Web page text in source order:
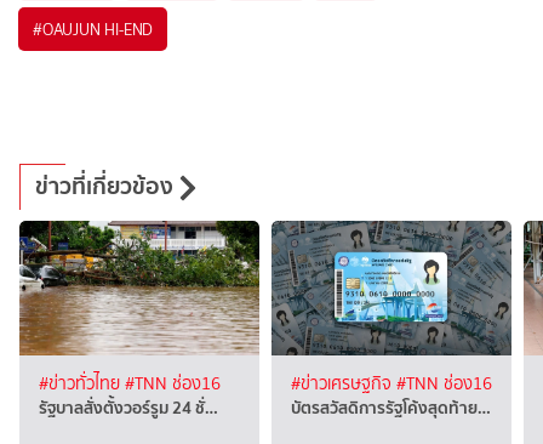
#OAUJUN HI-END
ข่าวที่เกี่ยวข้อง
#ข่าวทั่วไทย#TNN ช่อง16
รัฐบาลสั่งตั้งวอร์รูม 24 ชั่…
#ข่าวเศรษฐกิจ #TNN ช่อง16
บัตรสวัสดิการรัฐโค้งสุดท้าย…